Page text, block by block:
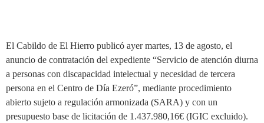
El Cabildo de El Hierro publicó ayer martes, 13 de agosto, el
anuncio de contratación del expediente “Servicio de atención diurna
a personas con discapacidad intelectual y necesidad de tercera
persona en el Centro de Día Ezeró”, mediante procedimiento
abierto sujeto a regulación armonizada (SARA) y con un
presupuesto base de licitación de 1.437.980,16€ (IGIC excluido).